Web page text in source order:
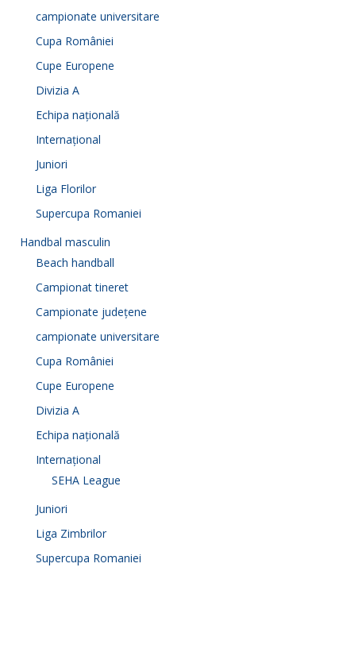
campionate universitare
Cupa României
Cupe Europene
Divizia A
Echipa națională
Internațional
Juniori
Liga Florilor
Supercupa Romaniei
Handbal masculin
Beach handball
Campionat tineret
Campionate județene
campionate universitare
Cupa României
Cupe Europene
Divizia A
Echipa națională
Internațional
SEHA League
Juniori
Liga Zimbrilor
Supercupa Romaniei